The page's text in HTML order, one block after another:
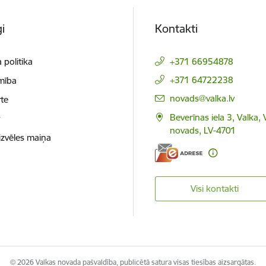
politika
maiņa
Kontakti
+371 66954878
+371 64722238
E-pasts:
novads@valka.lv
Beverīnas iela 3, Valka,
novads, LV-4701
Visi kontakti
© 2026 Valkas novada pašvaldība, publicētā satura visas tiesības aizsargātas.